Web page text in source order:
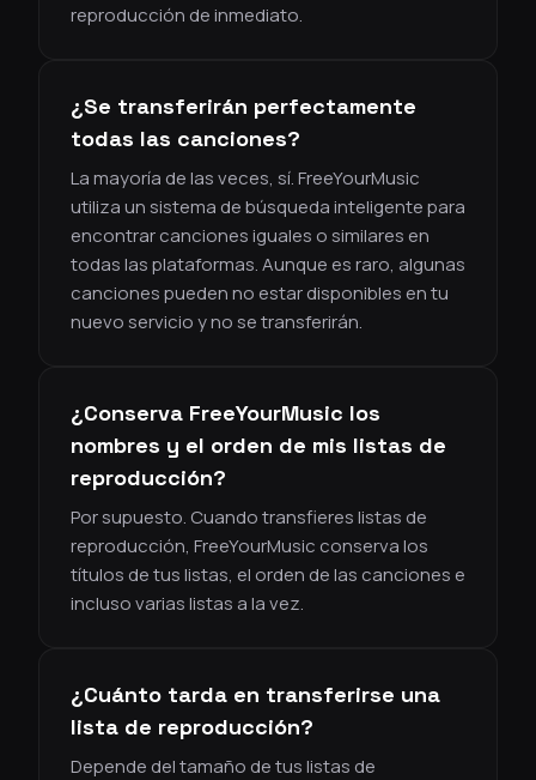
reproducción de inmediato.
¿Se transferirán perfectamente
todas las canciones?
La mayoría de las veces, sí. FreeYourMusic
utiliza un sistema de búsqueda inteligente para
encontrar canciones iguales o similares en
todas las plataformas. Aunque es raro, algunas
canciones pueden no estar disponibles en tu
nuevo servicio y no se transferirán.
¿Conserva FreeYourMusic los
nombres y el orden de mis listas de
reproducción?
Por supuesto. Cuando transfieres listas de
reproducción, FreeYourMusic conserva los
títulos de tus listas, el orden de las canciones e
incluso varias listas a la vez.
¿Cuánto tarda en transferirse una
lista de reproducción?
Depende del tamaño de tus listas de